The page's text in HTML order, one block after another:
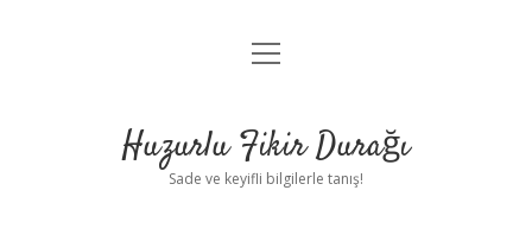
Anasayfa
Yasal Uyarı
menüyü
Huzurlu Fikir Durağı
Sade ve keyifli bilgilerle tanış!